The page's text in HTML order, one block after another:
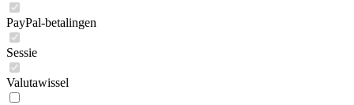
PayPal-betalingen
Sessie
Valutawissel